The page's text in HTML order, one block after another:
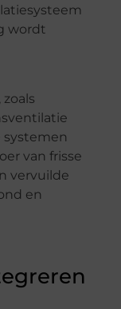
wordt
van frisse
vervuilde
en